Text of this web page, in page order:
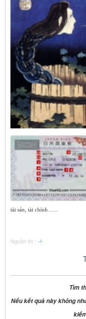
tài sản, tài chính…...
Nguồn tin : -/-
Tìm
Nếu kết quả này không